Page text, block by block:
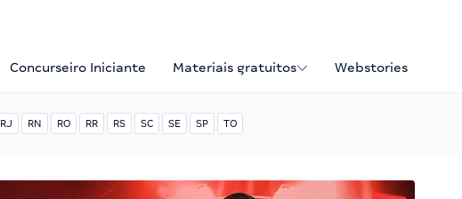
Concurseiro Iniciante Materiais gratuitos Webstories
RJ RN RO RR RS SC SE SP TO